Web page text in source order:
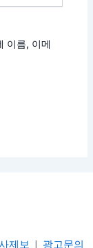
이름, 이메
제보 | 광고문의